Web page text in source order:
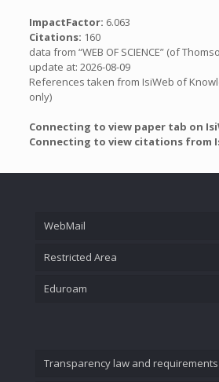
ImpactFactor: 6.063
Citations: 160
data from “WEB OF SCIENCE” (of
update at: 2026-08-09
References taken from IsiWeb of
only)
Connecting to view paper tab on
Connecting to view citations from
WebMail
Restricted Area
Eduroam
Transparency law and requirements